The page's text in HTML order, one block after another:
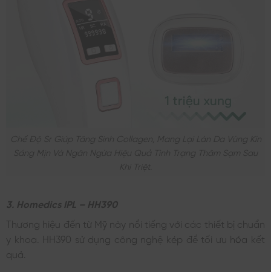
Chế Độ Sr Giúp Tăng Sinh Collagen, Mang Lại Làn Da Vùng Kín
Sáng Mịn Và Ngăn Ngừa Hiệu Quả Tình Trạng Thâm Sạm Sau
3. Homedics IPL – HH390
Thương hiệu đến từ Mỹ này nổi tiếng với các thiết bị chuẩn
y khoa. HH390 sử dụng công nghệ kép để tối ưu hóa kết
quả.